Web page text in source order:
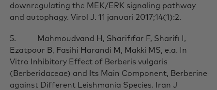
downregulating the MEK/ERK signaling pathway
and autophagy. Virol J. 11 januari 2017;14(1):2.
5. Mahmoudvand H, Sharififar F, Sharifi I,
Ezatpour B, Fasihi Harandi M, Makki MS, e.a. In
Vitro Inhibitory Effect of Berberis vulgaris
(Berberidaceae) and Its Main Component, Berberine
against Different Leishmania Species. Iran J